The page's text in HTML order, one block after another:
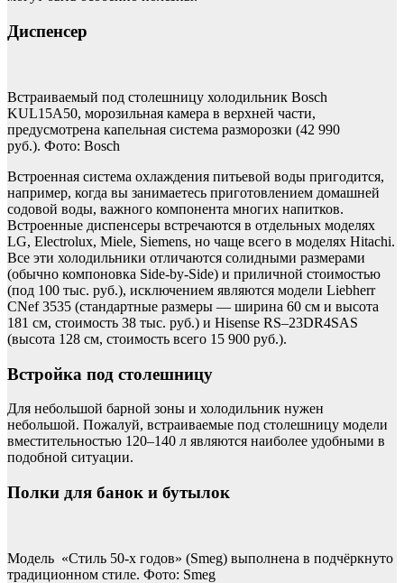
Диспенсер
Встраиваемый под столешницу холодильник Bosch
KUL15A50, морозильная камера в верхней части,
предусмотрена капельная система разморозки (42 990
руб.). Фото: Bosch
Встроенная система охлаждения питьевой воды пригодится,
например, когда вы занимаетесь приготовлением домашней
содовой воды, важного компонента многих напитков.
Встроенные диспенсеры встречаются в отдельных моделях
LG, Electrolux, Miele, Siemens, но чаще всего в моделях Hitachi.
Все эти холодильники отличаются солидными размерами
(обычно компоновка Side-by-Side) и приличной стоимостью
(под 100 тыс. руб.), исключением являются модели Liebherr
CNef 3535 (стандартные размеры — ширина 60 см и высота
181 см, стоимость 38 тыс. руб.) и Hisense RS–23DR4SAS
(высота 128 см, стоимость всего 15 900 руб.).
Встройка под столешницу
Для небольшой барной зоны и холодильник нужен
небольшой. Пожалуй, встраиваемые под столешницу модели
вместительностью 120–140 л являются наиболее удобными в
подобной ситуации.
Полки для банок и бутылок
Модель «Стиль 50-х годов» (Smeg) выполнена в подчёркнуто
традиционном стиле. Фото: Smeg